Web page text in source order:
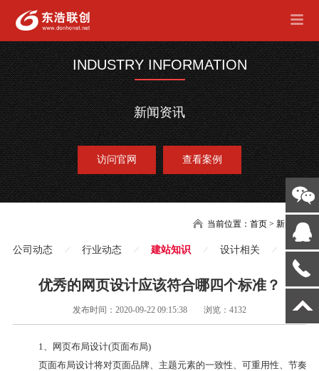
INDUSTRY INFORMATION
新闻资讯
访问官网 查看案例
当前位置：首页 >新闻
公司动态 行业动态 建站知识 设计相关
优秀的网页设计应该符合哪四个标准？
发布时间：2020-09-22 09:15:38 浏览：4132
1、网页布局设计(页面布局)
页面布局设计将对页面品牌、主题元素的一致性、可重用性、节奏